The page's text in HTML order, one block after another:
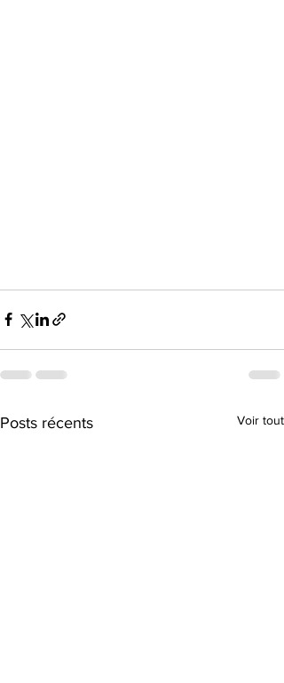
Posts récents Voir tout